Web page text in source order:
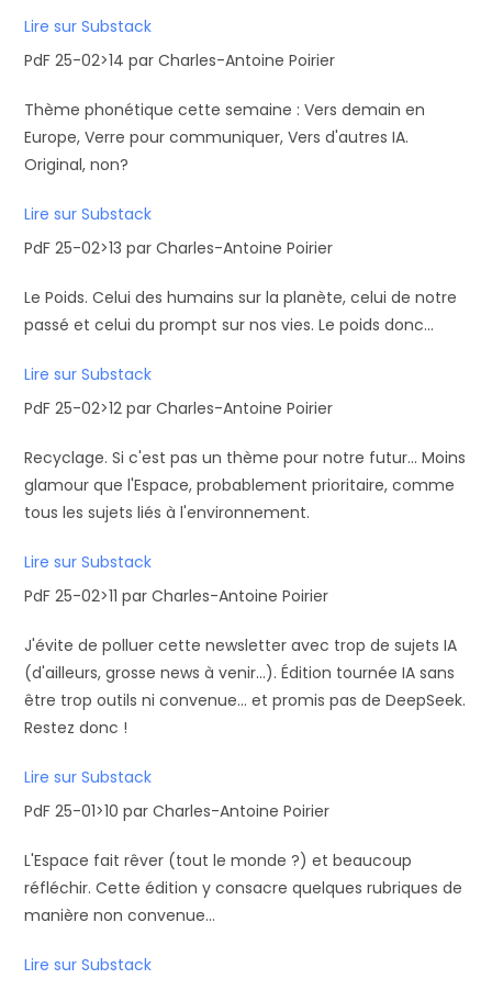
Lire sur Substack
PdF 25-02>14 par Charles-Antoine Poirier
Thème phonétique cette semaine : Vers demain en
Europe, Verre pour communiquer, Vers d'autres IA.
Original, non?
Lire sur Substack
PdF 25-02>13 par Charles-Antoine Poirier
Le Poids. Celui des humains sur la planète, celui de notre
passé et celui du prompt sur nos vies. Le poids donc...
Lire sur Substack
PdF 25-02>12 par Charles-Antoine Poirier
Recyclage. Si c'est pas un thème pour notre futur... Moins
glamour que l'Espace, probablement prioritaire, comme
tous les sujets liés à l'environnement.
Lire sur Substack
PdF 25-02>11 par Charles-Antoine Poirier
J'évite de polluer cette newsletter avec trop de sujets IA
(d'ailleurs, grosse news à venir...). Édition tournée IA sans
être trop outils ni convenue... et promis pas de DeepSeek.
Restez donc !
Lire sur Substack
PdF 25-01>10 par Charles-Antoine Poirier
L'Espace fait rêver (tout le monde ?) et beaucoup
réfléchir. Cette édition y consacre quelques rubriques de
manière non convenue...
Lire sur Substack